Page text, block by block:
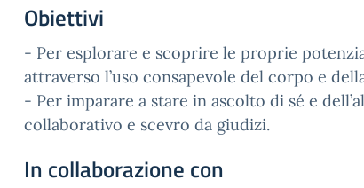
Obiettivi
- Per esplorare e scoprire le proprie
attraverso l’uso consapevole del corpo e
- Per imparare a stare in ascolto di sé e
collaborativo e scevro da giudizi.
In collaborazione con